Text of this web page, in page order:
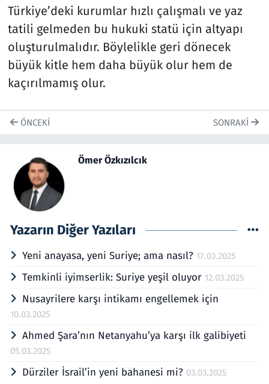
Türkiye’deki kurumlar hızlı çalışmalı ve yaz
tatili gelmeden bu hukuki statü için altyapı
oluşturulmalıdır. Böylelikle geri dönecek
büyük kitle hem daha büyük olur hem de
kaçırılmamış olur.
ÖNCEKI SONRAKI
Ömer Özkızılcık
Yazarın Diğer Yazıları
Yeni anayasa, yeni Suriye; ama nasıl? 17.03.2025
Temkinli iyimserlik: Suriye yeşil oluyor 12.03.2025
Nusayrilere karşı intikamı engellemek için
10.03.2025
Ahmed Şara’nın Netanyahu’ya karşı ilk galibiyeti
05.03.2025
Dürziler İsrail’in yeni bahanesi mi? 03.03.2025